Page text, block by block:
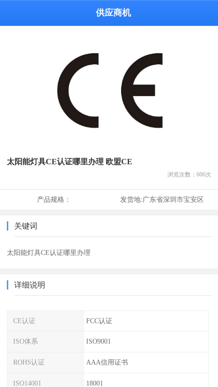
供应商机
太阳能灯具CE认证哪里办理 欧盟CE
浏览次数： 606次
产品规格： 发货地:广东省深圳市宝安区
关键词
太阳能灯具CE认证哪里办理
详细说明
CE认证 FCC认证
ISO体系 ISO9001
ROHS认证 AAA信用证书
ISO14001 18001